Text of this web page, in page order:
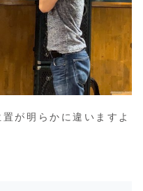
が明らかに違いますよ